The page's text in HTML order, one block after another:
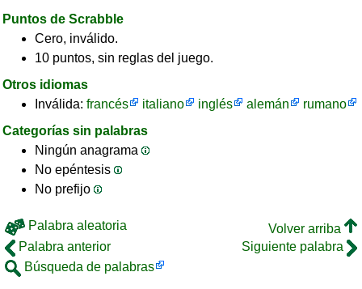
Puntos de Scrabble
Cero, inválido.
10 puntos, sin reglas del juego.
Otros idiomas
Inválida: francés italiano inglés alemán
rumano
Categorías sin palabras
Ningún anagrama
No epéntesis
No prefijo
Palabra aleatoria
Volver arriba
Palabra anterior
Siguiente palabra
Búsqueda de palabras